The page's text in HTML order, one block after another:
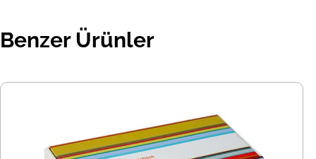
Benzer Ürünler